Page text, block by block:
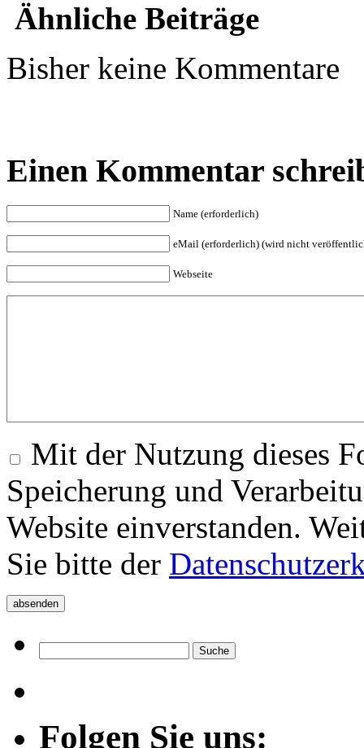
Ähnliche Beiträge
Bisher keine Kommentare
Einen Kommentar
Name (erforderlich)
eMail (erforderlich) (wird nicht
Webseite
Mit der Nutzung dieses
Speicherung und
Website einverstanden.
Sie bitte der
Folgen Sie uns: